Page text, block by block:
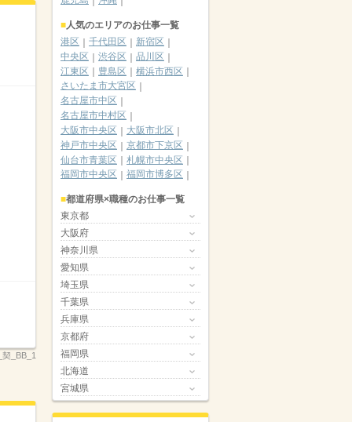
_BB_1
人気のエリアのお仕事一覧
港区
千代田区
新宿区
中央区
渋谷区
品川区
江東区
豊島区
横浜市西区
さいたま市大宮区
名古屋市中区
名古屋市中村区
大阪市中央区
大阪市北区
神戸市中央区
京都市下京区
仙台市青葉区
札幌市中央区
福岡市中央区
福岡市博多区
都道府県×職種のお仕事一覧
東京都
大阪府
神奈川県
愛知県
埼玉県
千葉県
兵庫県
京都府
福岡県
北海道
宮城県